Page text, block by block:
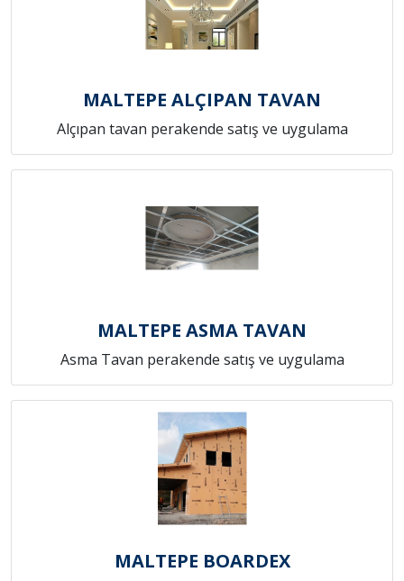
MALTEPE ALÇIPAN TAVAN
Alçıpan tavan perakende satış ve uygulama
MALTEPE ASMA TAVAN
Asma Tavan perakende satış ve uygulama
MALTEPE BOARDEX